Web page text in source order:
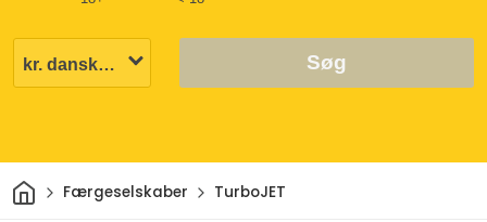
Søg
HjemFærgeselskaber TurboJET